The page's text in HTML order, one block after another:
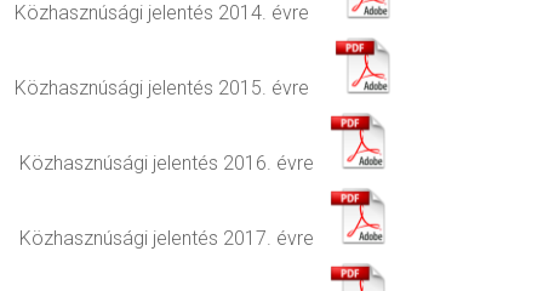
Közhasznúsági jelentés 2014. évre
Közhasznúsági jelentés 2015. évre
Közhasznúsági jelentés 2016. évre
Közhasznúsági jelentés 2017. évre